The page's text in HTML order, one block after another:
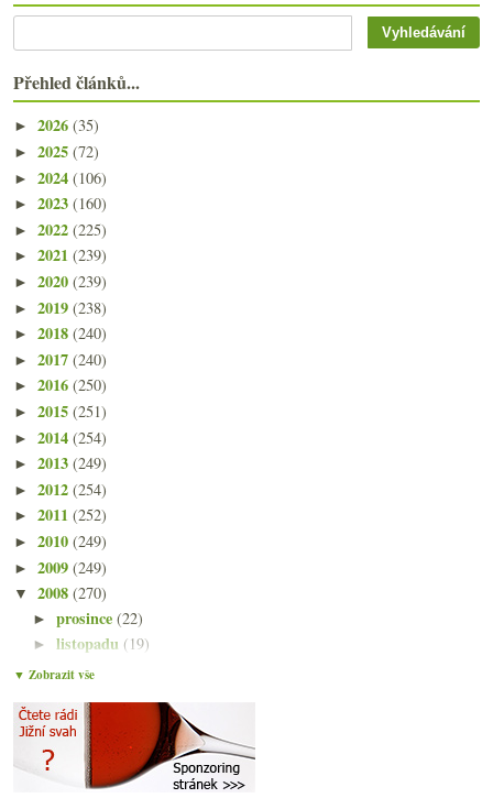
Přehled článků...
► 2026 (35)
► 2025 (72)
► 2024 (106)
► 2023 (160)
► 2022 (225)
► 2021 (239)
► 2020 (239)
► 2019 (238)
► 2018 (240)
► 2017 (240)
► 2016 (250)
► 2015 (251)
► 2014 (254)
► 2013 (249)
► 2012 (254)
► 2011 (252)
► 2010 (249)
► 2009 (249)
▼ 2008 (270)
►prosince(22)
►listopadu (19)
►října(22)
►srpna
► července(23)
► června (25)
▼ Zobrazit vše